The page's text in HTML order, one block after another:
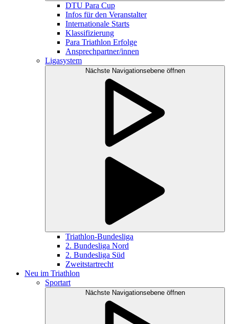
DTU Para Cup
Infos für den Veranstalter
Internationale Starts
Klassifizierung
Para Triathlon Erfolge
Ansprechpartner/innen
Ligasystem
Nächste Navigationsebene öffnen
Triathlon-Bundesliga
2. Bundesliga Nord
2. Bundesliga Süd
Zweitstartrecht
Neu im Triathlon
Sportart
Nächste Navigationsebene öffnen